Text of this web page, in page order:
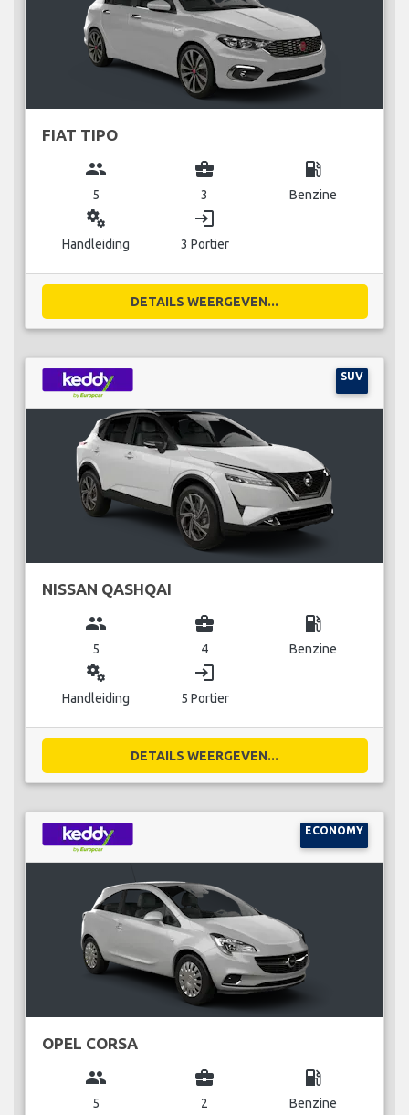
FIAT TIPO
group
5
business_center
3
local_gas_station
Benzine
miscellaneous_services
Handleiding
login
3 Portier
DETAILS WEERGEVEN...
SUV
NISSAN QASHQAI
group
5
business_center
4
local_gas_station
Benzine
miscellaneous_services
Handleiding
login
5 Portier
DETAILS WEERGEVEN...
ECONOMY
OPEL CORSA
group
5
business_center
2
local_gas_station
Benzine